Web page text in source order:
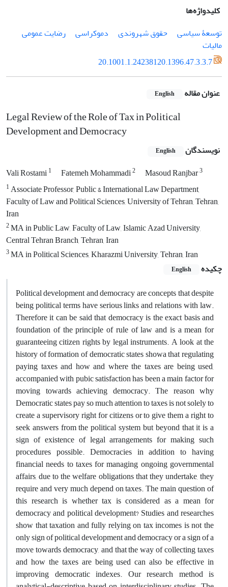
کلیدواژه‌ها
توسعۀ سیاسی
حقوق شهروندی دموکراسی
رضایت عمومی
مالیات
20.1001.1.24238120.1396.47.3.3.7
عنوان مقاله English
Legal Review of the Role of Tax in Political
Development and Democracy
نویسندگان English
Vali Rostami1 Fatemeh Mohammadi2 Masoud Ranjbar3
1Associate Professor, Public & International Law Department,
Faculty of Law and Political Sciences, University of Tehran, Tehran,
Iran
2MA in Public Law, Faculty of Law, Islamic Azad University,
Central Tehran Branch, Tehran, Iran
3MA in Political Sciences, Kharazmi University, Tehran, Iran
چکیده
English
Political development and democracy are concepts that despite
being political terms have serious links and relations with law.
Therefore it can be said that democracy is the exact basis and
foundation of the principle of rule of law and is a mean for
guaranteeing citizen rights by legal instruments. A look at the
history of formation of democratic states showa that regulating
paying taxes and how and where the taxes are being used,
accompanied with pubic satisfaction has been a main factor for
moving towards achieving democracy. The reason why
Democratic states pay so much attention to taxes is not solely to
create a supervisory right for citizens or to give them a right to
seek answers from the political system but beyond that it is a
sign of existence of legal arrangements for making such
procedures possible. Democracies in addition to having
financial needs to taxes for managing ongoing governmental
affairs, due to the welfare obligations that they undertake, they
require and very much depend on taxes. The main question of
this research is whether tax is considered as a mean for
democracy and political development? Studies and researches
show that taxation and fully relying on tax incomes is not the
only sign of political development and democracy or a sign of a
move towards democracy, and that the way of collecting taxes
and how the taxes are being used can also be effective in
improving democratic indexes. Our research method is